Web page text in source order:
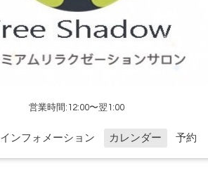
営業時間:12:00〜翌1:00
インフォメーション カレンダー 予約